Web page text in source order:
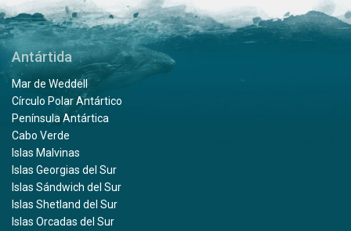
Antártida
Mar de Weddell
Círculo Polar Antártico
Península Antártica
Cabo Verde
Islas Malvinas
Islas Georgias del Sur
Islas Sándwich del Sur
Islas Shetland del Sur
Islas Orcadas del Sur